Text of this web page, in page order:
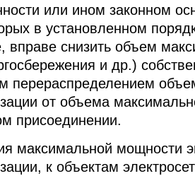
или ином законном
в установленном
вправе снизить объем
и др.)
перераспределением
от объема
присоединении.
максимальной мощности
к объектам